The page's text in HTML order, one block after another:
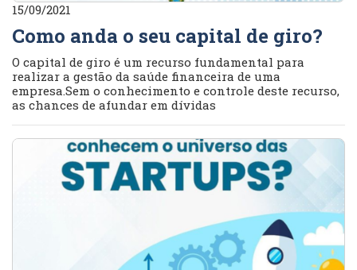
15/09/2021
Como anda o seu capital de giro?
O capital de giro é um recurso fundamental para
realizar a gestão da saúde financeira de uma
empresa.Sem o conhecimento e controle deste recurso,
as chances de afundar em dívidas